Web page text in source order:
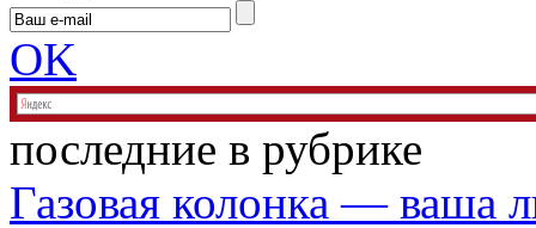
OK
последние в рубрике
Газовая колонка — ваша